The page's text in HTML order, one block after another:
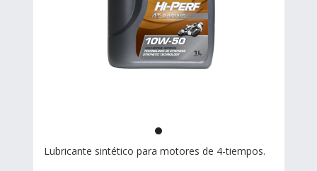
Lubricante sintético para motores de 4-tiempos.